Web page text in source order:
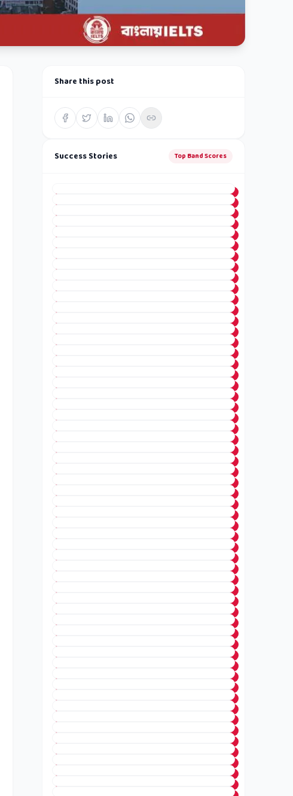
Share this post
Success Stories Top Band Scores